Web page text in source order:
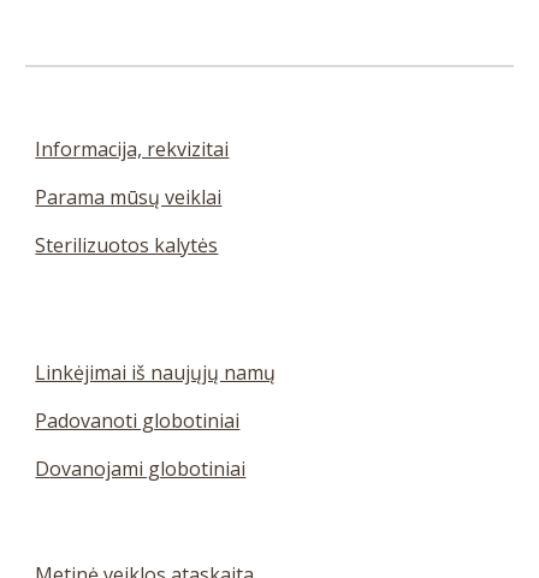
Informacija, rekvizitai
Parama mūsų veiklai
Sterilizuotos kalytės
Linkėjimai iš naujųjų namų
Padovanoti globotiniai
Dovanojami globotiniai